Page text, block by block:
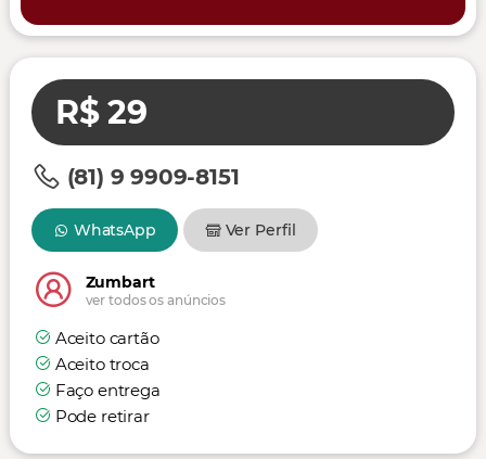
R$ 29
(81) 9 9909-8151
WhatsApp Ver Perfil
Zumbart
ver todos os anúncios
Aceito cartão
Aceito troca
Faço entrega
Pode retirar